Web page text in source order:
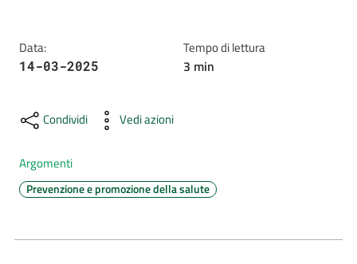
dei
Servizi
Data:
14-03-2025
Tempo di lettura
3 min
Condividi Vedi azioni
Argomenti
Prevenzione e promozione della salute